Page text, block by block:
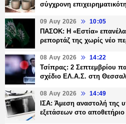
σύγχρονη
09 Αυγ 2026 10:05
ΠΑΣΟΚ: Η «Εστία»
ρεπορτάζ της χωρίς νέο
08 Αυγ 2026 14:22
Τσίπρας: 2 Σεπτεμβρίου
σχέδιο ΕΛ.Α.Σ. στη
08 Αυγ 2026 14:49
ΙΣΑ: Άμεση αναστολή της
εξετάσεων στο αποθετήριο